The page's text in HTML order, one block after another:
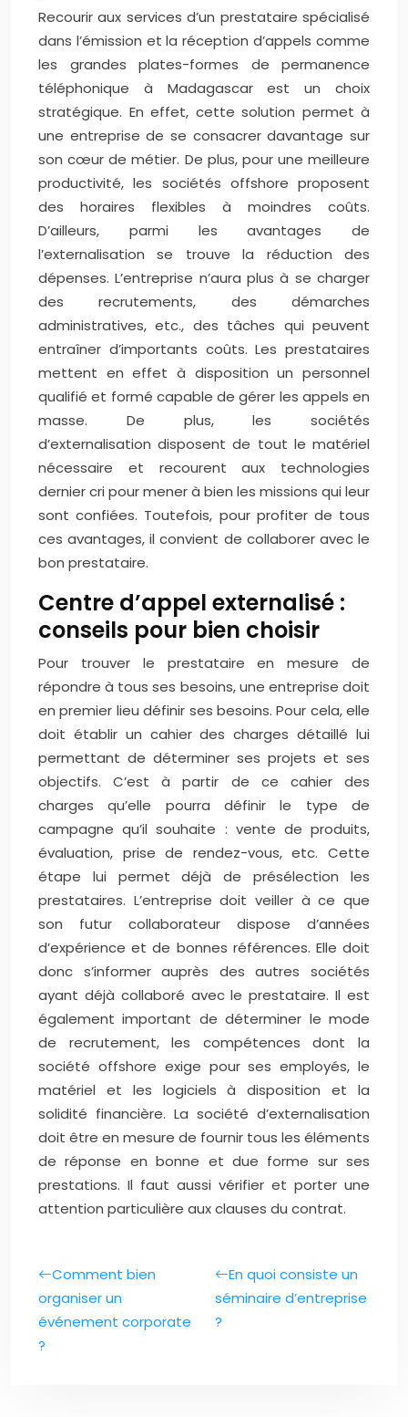
Recourir aux services d’un prestataire spécialisé
dans l’émission et la réception d’appels comme
les grandes plates-formes de permanence
téléphonique à Madagascar est un choix
stratégique. En effet, cette solution permet à
une entreprise de se consacrer davantage sur
son cœur de métier. De plus, pour une meilleure
productivité, les sociétés offshore proposent
des horaires flexibles à moindres coûts.
D’ailleurs, parmi les avantages de
l’externalisation se trouve la réduction des
dépenses. L’entreprise n’aura plus à se charger
des recrutements, des démarches
administratives, etc., des tâches qui peuvent
entraîner d’importants coûts. Les prestataires
mettent en effet à disposition un personnel
qualifié et formé capable de gérer les appels en
masse. De plus, les sociétés
d’externalisation disposent de tout le matériel
nécessaire et recourent aux technologies
dernier cri pour mener à bien les missions qui leur
sont confiées. Toutefois, pour profiter de tous
ces avantages, il convient de collaborer avec le
bon prestataire.
Centre d’appel externalisé :
conseils pour bien choisir
Pour trouver le prestataire en mesure de
répondre à tous ses besoins, une entreprise doit
en premier lieu définir ses besoins. Pour cela, elle
doit établir un cahier des charges détaillé lui
permettant de déterminer ses projets et ses
objectifs. C’est à partir de ce cahier des
charges qu’elle pourra définir le type de
campagne qu’il souhaite : vente de produits,
évaluation, prise de rendez-vous, etc. Cette
étape lui permet déjà de présélection les
prestataires. L’entreprise doit veiller à ce que
son futur collaborateur dispose d’années
d’expérience et de bonnes références. Elle doit
donc s’informer auprès des autres sociétés
ayant déjà collaboré avec le prestataire. Il est
également important de déterminer le mode
de recrutement, les compétences dont la
société offshore exige pour ses employés, le
matériel et les logiciels à disposition et la
solidité financière. La société d’externalisation
doit être en mesure de fournir tous les éléments
de réponse en bonne et due forme sur ses
prestations. Il faut aussi vérifier et porter une
attention particulière aux clauses du contrat.
Comment bien
organiser un
événement corporate
?
En quoi consiste un
séminaire d’entreprise
?